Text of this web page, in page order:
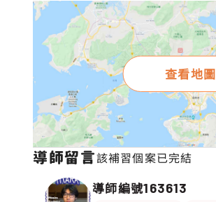
查看地圖
導師留言該補習個案已完結
導師編號163613